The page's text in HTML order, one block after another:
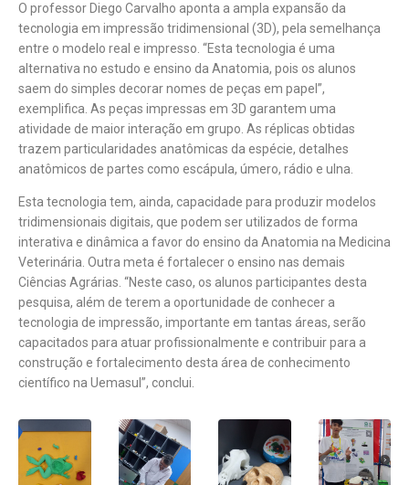
O professor Diego Carvalho aponta a ampla expansão da
tecnologia em impressão tridimensional (3D), pela semelhança
entre o modelo real e impresso. “Esta tecnologia é uma
alternativa no estudo e ensino da Anatomia, pois os alunos
saem do simples decorar nomes de peças em papel”,
exemplifica. As peças impressas em 3D garantem uma
atividade de maior interação em grupo. As réplicas obtidas
trazem particularidades anatômicas da espécie, detalhes
anatômicos de partes como escápula, úmero, rádio e ulna.
Esta tecnologia tem, ainda, capacidade para produzir modelos
tridimensionais digitais, que podem ser utilizados de forma
interativa e dinâmica a favor do ensino da Anatomia na Medicina
Veterinária. Outra meta é fortalecer o ensino nas demais
Ciências Agrárias. “Neste caso, os alunos participantes desta
pesquisa, além de terem a oportunidade de conhecer a
tecnologia de impressão, importante em tantas áreas, serão
capacitados para atuar profissionalmente e contribuir para a
construção e fortalecimento desta área de conhecimento
científico na Uemasul”, conclui.